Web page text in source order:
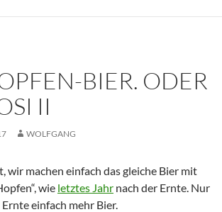
BIER. ODER
II
WOLFGANG
wir machen einfach das gleiche Bier mit
wie letztes Jahr nach der Ernte. Nur
einfach mehr Bier.